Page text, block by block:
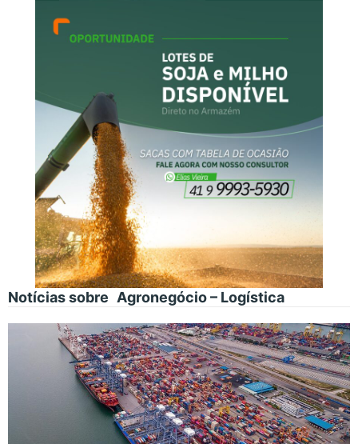
Notícias sobre Agronegócio – Logística